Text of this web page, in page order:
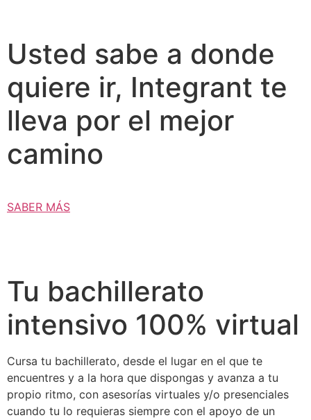
Usted sabe a donde
quiere ir, Integrant te
lleva por el mejor
camino
SABER MÁS
Tu bachillerato
intensivo 100% virtual
Cursa tu bachillerato, desde el lugar en el que te
encuentres y a la hora que dispongas y avanza a tu
propio ritmo, con asesorías virtuales y/o presenciales
cuando tu lo requieras siempre con el apoyo de un